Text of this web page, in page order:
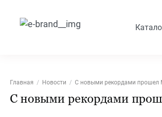
Главная Новости С новыми рекордами прошел
С новыми рекордами